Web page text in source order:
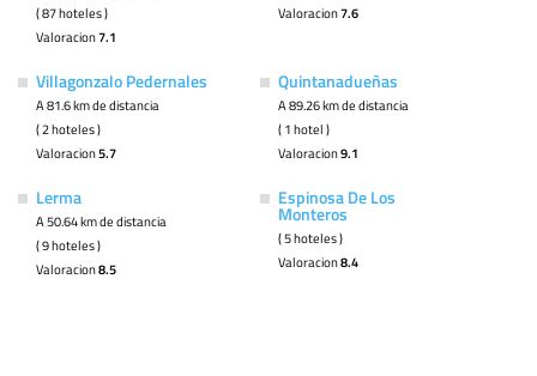
( 87 hoteles )
Valoracion7.1
Valoracion7.6
Villagonzalo Pedernales
A 81.6 km de distancia
( 2 hoteles )
Valoracion5.7
Quintanadueñas
A 89.26 km de distancia
( 1 hotel )
Valoracion9.1
Lerma
A 50.64 km de distancia
( 9 hoteles )
Valoracion8.5
Espinosa De Los
Monteros
( 5 hoteles )
Valoracion8.4